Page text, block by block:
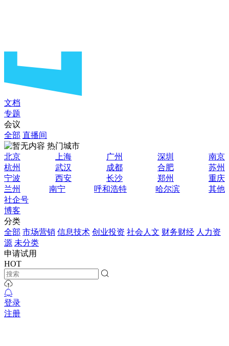
文档
专题
会议
全部 直播间
热门城市
北京
上海 广州 深圳
南京
杭州
武汉 成都 合肥
苏州
宁波
西安 长沙 郑州
重庆
兰州
南宁 呼和浩特 哈尔滨
其他
社企号
博客
分类
全部 市场营销 信息技术 创业投资 社会人文 财务财经 人力资
源 未分类
申请试用
HOT
登录
注册